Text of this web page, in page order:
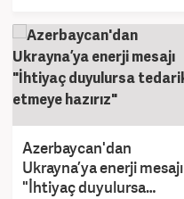
Azerbaycan'dan
Ukrayna’ya enerji mesajı
"İhtiyaç duyulursa